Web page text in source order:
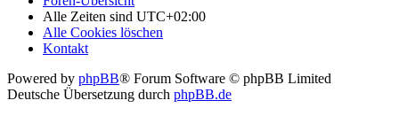
Alle Zeiten sind UTC+02:00
Alle Cookies löschen
Kontakt
Powered by phpBB® Forum Software © phpBB Limited
Deutsche Übersetzung durch phpBB.de